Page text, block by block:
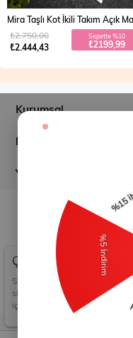
₺2.444,43
₺2.750,00 Sepette %10
₺2199,99
Kurumsal
Müşteri İlişkileri
Yardım
Çerez Kullanımı
Sizlere en iyi alışveriş
sitemizde çerezler(cookies)
için Kvkk sözleşmesini